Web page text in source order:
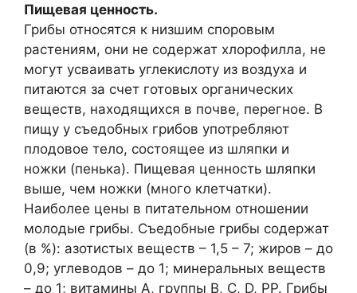
Пищевая ценность.
Грибы относятся к низшим споровым
растениям, они не содержат хлорофилла, не
могут усваивать углекислоту из воздуха и
питаются за счет готовых органических
веществ, находящихся в почве, перегное. В
пищу у съедобных грибов употребляют
плодовое тело, состоящее из шляпки и
ножки (пенька). Пищевая ценность шляпки
выше, чем ножки (много клетчатки).
Наиболее цены в питательном отношении
молодые грибы. Съедобные грибы содержат
(в %): азотистых веществ – 1,5 – 7; жиров – до
0,9; углеводов – до 1; минеральных веществ
– до 1; витамины А, группы В, С, D, PP. Грибы